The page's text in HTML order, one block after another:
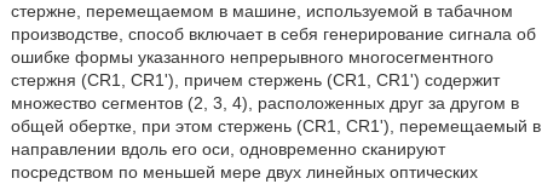
стержне, перемещаемом в машине, используемой в табачном
производстве, способ включает в себя генерирование сигнала об
ошибке формы указанного непрерывного многосегментного
стержня (CR1, CR1'), причем стержень (CR1, CR1') содержит
множество сегментов (2, 3, 4), расположенных друг за другом в
общей обертке, при этом стержень (CR1, CR1'), перемещаемый в
направлении вдоль его оси, одновременно сканируют
посредством по меньшей мере двух линейных оптических